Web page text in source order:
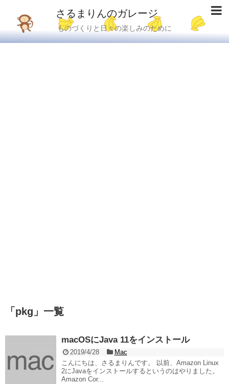
さるまりんのガレージ
ものづくりと日々の楽しみのために
「 pkg 」 一覧
macOSにJava 11をインストール
2019/4/28
Mac
こんにちは、さるまりんです。 以前、Amazon Linux
2にJavaをインストールするというのはやりました。
Amazon Cor...